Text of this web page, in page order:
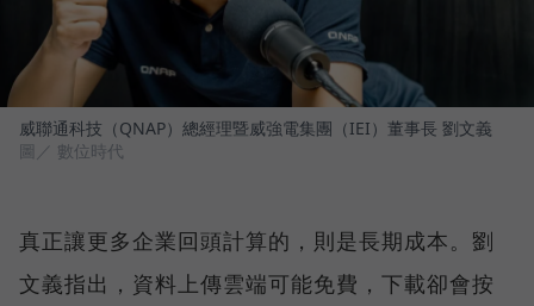
威聯通科技（QNAP）總經理暨威強電集團（IEI）董事長 劉文義
圖／ 數位時代
真正讓更多企業回頭計算的，則是長期成本。劉
文義指出，資料上傳雲端可能免費，下載卻會按